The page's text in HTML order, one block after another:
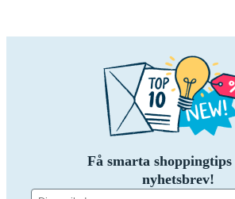
Få smarta
nyhetsbrev!